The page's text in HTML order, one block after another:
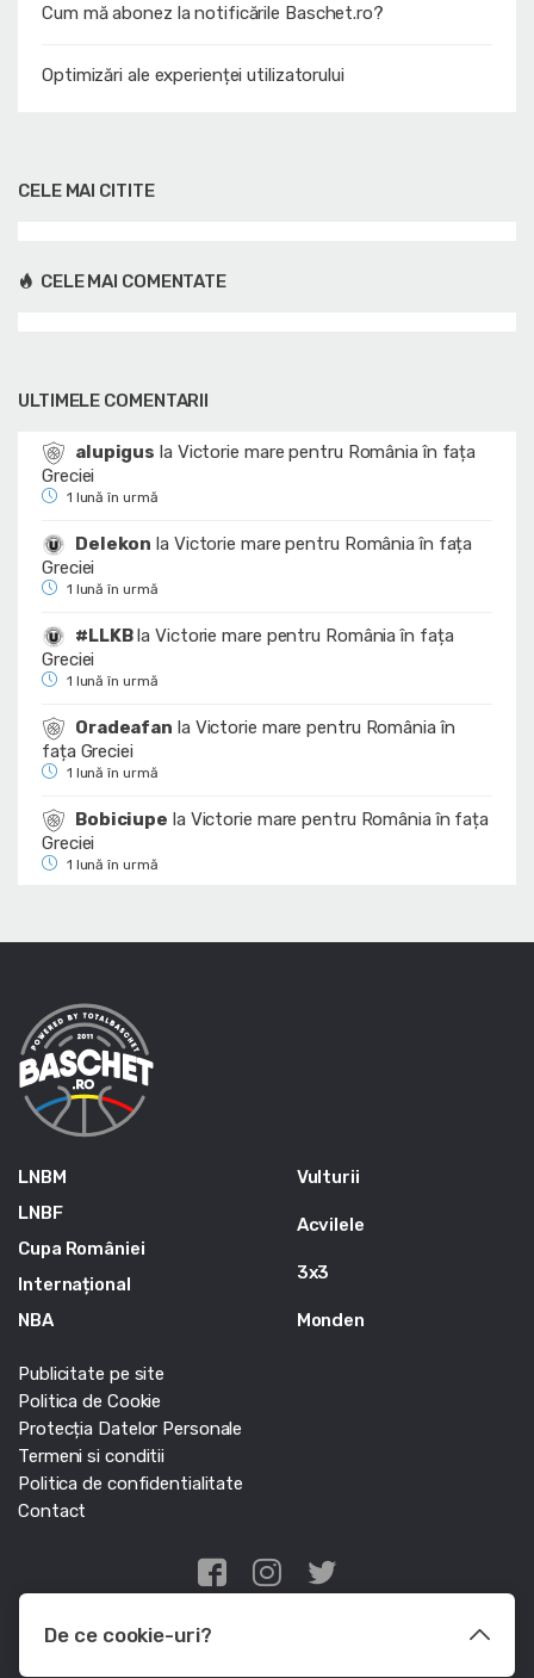
Cum mă abonez la notificările Baschet.ro?
Optimizări ale experienței utilizatorului
CELE MAI CITITE
CELE MAI COMENTATE
ULTIMELE COMENTARII
alupigus la Victorie mare pentru România în fața
Greciei
1 lună în urmă
Delekon la Victorie mare pentru România în fața
Greciei
1 lună în urmă
#LLKBlaVictorie mare pentru România în fața
Greciei
1 lună în urmă
Oradeafan la Victorie mare pentru România în
fața Greciei
1 lună în urmă
Bobiciupe la Victorie mare pentru România în fața
Greciei
1 lună în urmă
LNBM
LNBF
Cupa României
Internațional
NBA
Vulturii
Acvilele
3x3
Monden
Publicitate pe site
Politica de Cookie
Protecția Datelor Personale
Termeni si conditii
Politica de confidentialitate
Contact
Edris Digital Agency
De ce cookie-uri?